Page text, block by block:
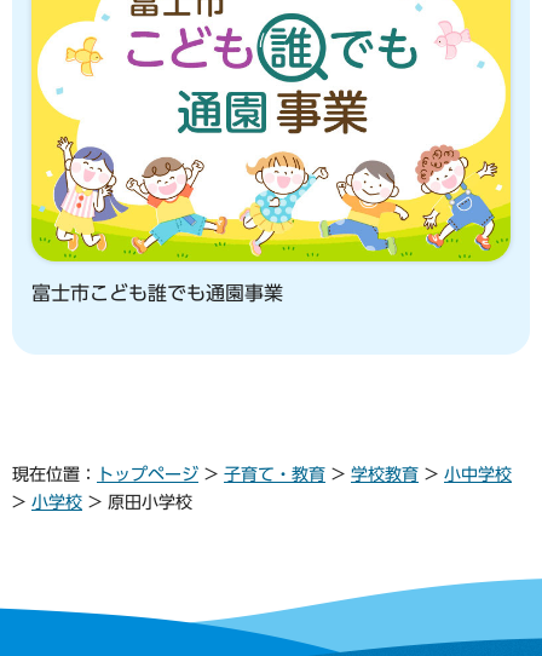
富士市こども誰でも通園事業
現在位置： トップページ > 子育て・教育 > 学校教育 > 小中学校
> 小学校 > 原田小学校